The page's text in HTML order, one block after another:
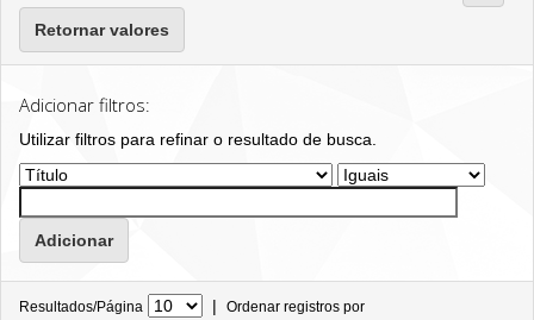
Retornar valores
Adicionar filtros:
Utilizar filtros para refinar o resultado de busca.
Resultados/Página | Ordenar registros por